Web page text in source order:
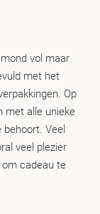
vol maar
met het
Op
met alle unieke
behoort. Veel
veel plezier
cadeau te